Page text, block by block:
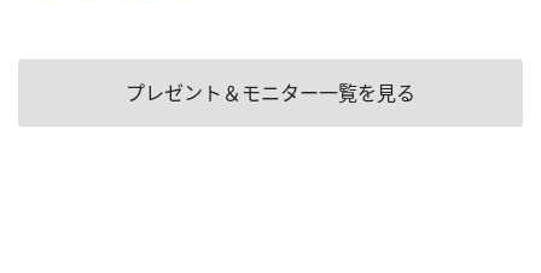
プレゼント＆モニター一覧を見る